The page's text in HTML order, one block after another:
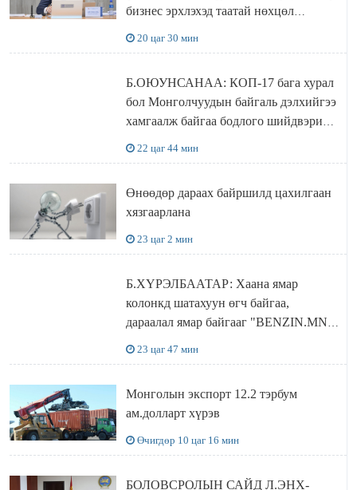
бизнес эрхлэхэд таатай нөхцөл
20 цаг 30 мин
Б.ОЮУНСАНАА: КОП-17 бага хурал
бол Монголчуудын байгаль дэлхийгээ
хамгаалж байгаа бодлого шийдвэрийг
22 цаг 44 мин
Өнөөдөр дараах байршилд цахилгаан
хязгаарлана
23 цаг 2 мин
Б.ХҮРЭЛБААТАР: Хаана ямар
колонкд шатахуун өгч байгаа,
дараалал ямар байгааг "BENZIN.MN”
23 цаг 47 мин
Монголын экспорт 12.2 тэрбум
ам.долларт хүрэв
Өчигдөр 10 цаг 16 мин
БОЛОВСРОЛЫН САЙД Л.ЭНХ-